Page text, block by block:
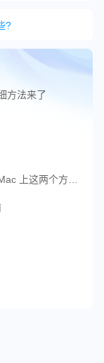
?
方法来了
上这两个方法